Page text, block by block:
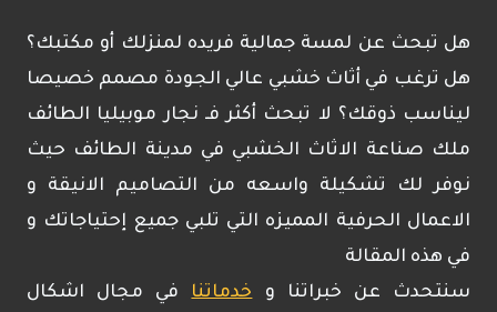
هل تبحث عن لمسة جمالية فريده لمنزلك أو مكتبك؟
هل ترغب في أثاث خشبي عالي الجودة مصمم خصيصا
ليناسب ذوقك؟ لا تبحث أكثر فـ نجار موبيليا الطائف
ملك صناعة الاثاث الخشبي في مدينة الطائف حيث
نوفر لك تشكيلة واسعه من التصاميم الانيقة و
الاعمال الحرفية المميزه التي تلبي جميع إحتياجاتك و
في هذه المقالة
سنتحدث عن خبراتنا و خدماتنا في مجال اشكال